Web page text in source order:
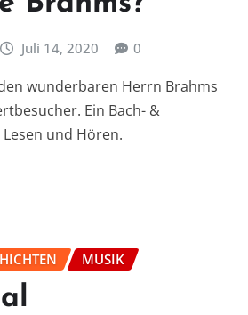
Juli 14, 2020 0
wunderbaren Herrn Brahms
Ein Bach- &
und Hören.
MUSIK